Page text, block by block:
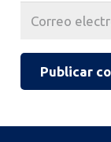
Publicar